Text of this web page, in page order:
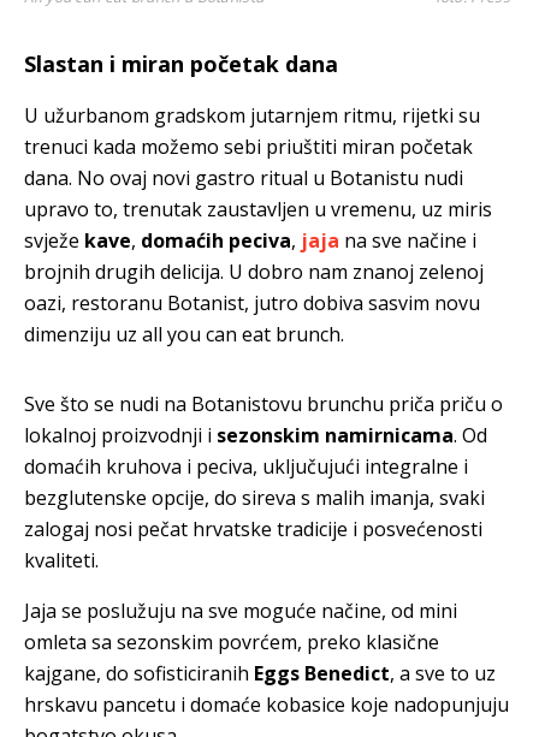
Slastan i miran početak dana
U užurbanom gradskom jutarnjem ritmu, rijetki su
trenuci kada možemo sebi priuštiti miran početak
dana. No ovaj novi gastro ritual u Botanistu nudi
upravo to, trenutak zaustavljen u vremenu, uz miris
svježe kave, domaćih peciva, jaja na sve načine i
brojnih drugih delicija. U dobro nam znanoj zelenoj
oazi, restoranu Botanist, jutro dobiva sasvim novu
dimenziju uz all you can eat brunch.
Sve što se nudi na Botanistovu brunchu priča priču o
lokalnoj proizvodnji i sezonskim namirnicama. Od
domaćih kruhova i peciva, uključujući integralne i
bezglutenske opcije, do sireva s malih imanja, svaki
zalogaj nosi pečat hrvatske tradicije i posvećenosti
kvaliteti.
Jaja se poslužuju na sve moguće načine, od mini
omleta sa sezonskim povrćem, preko klasične
kajgane, do sofisticiranih Eggs Benedict, a sve to uz
hrskavu pancetu i domaće kobasice koje nadopunjuju